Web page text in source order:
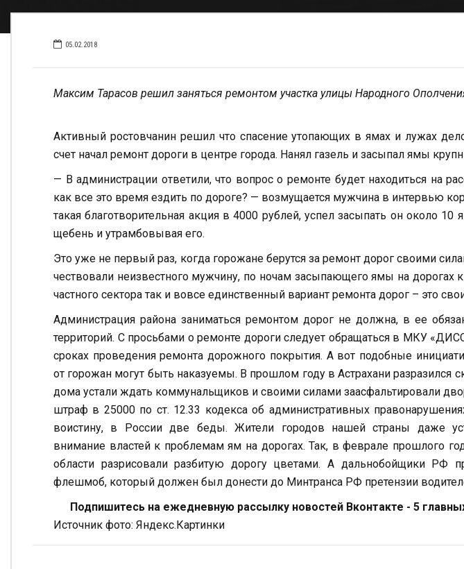
05.02.2018
Максим Тарасов решил заняться ремонтом участка улицы Народного
Активный ростовчанин решил что спасение утопающих в ямах и лужах
счет начал ремонт дороги в центре города. Нанял газель и засыпал ямы
— В администрации ответили, что вопрос о ремонте будет находиться на
как все это время ездить по дороге? — возмущается мужчина в интервью
такая благотворительная акция в 4000 рублей, успел засыпать он около
щебень и утрамбовывая его.
Это уже не первый раз, когда горожане берутся за ремонт дорог своими
чествовали неизвестного мужчину, по ночам засыпающего ямы на
частного сектора так и вовсе единственный вариант ремонта дорог – это
Администрация района заниматься ремонтом дорог не должна, в ее
территорий. С просьбами о ремонте дороги следует обращаться в МКУ
сроках проведения ремонта дорожного покрытия. А вот подобные
от горожан могут быть наказуемы. В прошлом году в Астрахани разразился
дома устали ждать коммунальщиков и своими силами заасфальтировали
штраф в 25000 по ст. 12.33 кодекса об административных
воистину, в России две беды. Жители городов нашей страны даже
внимание властей к проблемам ям на дорогах. Так, в феврале прошлого
области разрисовали разбитую дорогу цветами. А дальнобойщики РФ
флешмоб, который должен был донести до Минтранса РФ претензии
Подпишитесь на ежедневную рассылку новостей Вконтакте - 5
Источник фото: Яндекс.Картинки